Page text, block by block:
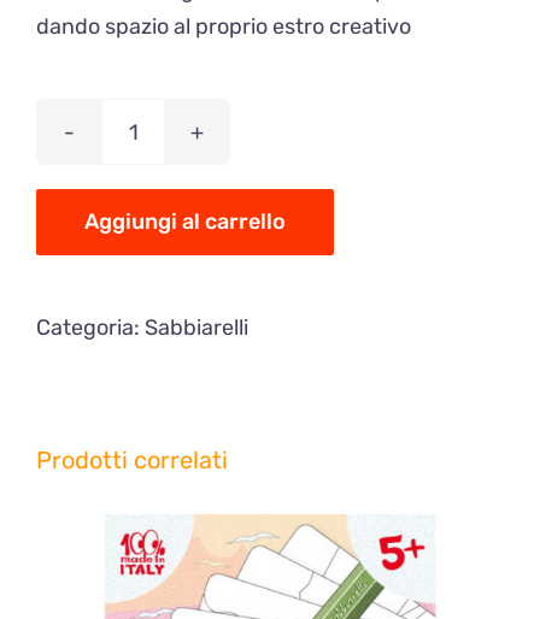
dando spazio al proprio estro creativo
Sabbiarelli,
album
-
Cosa
da
Aggiungi al carrello
Categoria: Sabbiarelli
Prodotti correlati